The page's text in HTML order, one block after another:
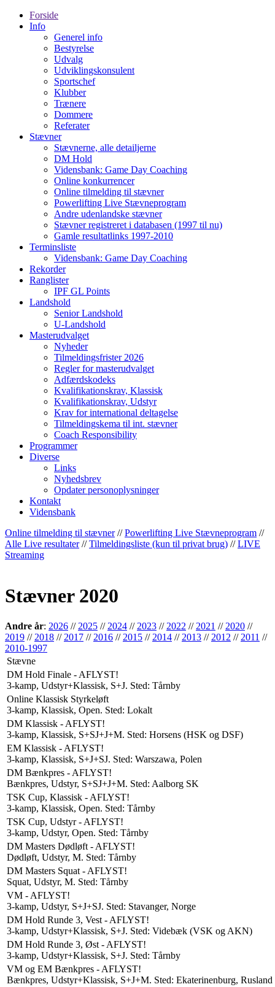
Forside
Info
Generel info
Bestyrelse
Udvalg
Udviklingskonsulent
Sportschef
Klubber
Trænere
Dommere
Referater
Stævner
Stævnerne, alle detailjerne
DM Hold
Vidensbank: Game Day Coaching
Online konkurrencer
Online tilmelding til stævner
Powerlifting Live Stævneprogram
Andre udenlandske stævner
Stævner registreret i databasen (1997 til nu)
Gamle resultatlinks 1997-2010
Terminsliste
Vidensbank: Game Day Coaching
Rekorder
Ranglister
IPF GL Points
Landshold
Senior Landshold
U-Landshold
Masterudvalget
Nyheder
Tilmeldingsfrister 2026
Regler for masterudvalget
Adfærdskodeks
Kvalifikationskrav, Klassisk
Kvalifikationskrav, Udstyr
Krav for international deltagelse
Tilmeldingskema til int. stævner
Coach Responsibility
Programmer
Diverse
Links
Nyhedsbrev
Opdater personoplysninger
Kontakt
Vidensbank
Online tilmelding til stævner//Powerlifting Live Stævneprogram //
Alle Live resultater//Tilmeldingsliste (kun til privat brug) //LIVE
Streaming
Stævner 2020
Andre år: 2026 // 2025 // 2024 // 2023 // 2022 // 2021 // 2020 //
2019 // 2018 // 2017 // 2016 // 2015 // 2014 // 2013 // 2012 // 2011 //
2010-1997
Stævne
DM Hold Finale - AFLYST!
3-kamp, Udstyr+Klassisk, S+J. Sted: Tårnby
Online Klassisk Styrkeløft
3-kamp, Klassisk, Open. Sted: Lokalt
DM Klassisk - AFLYST!
3-kamp, Klassisk, S+SJ+J+M. Sted: Horsens (HSK og DSF)
EM Klassisk - AFLYST!
3-kamp, Klassisk, S+J+SJ. Sted: Warszawa, Polen
DM Bænkpres - AFLYST!
Bænkpres, Udstyr, S+SJ+J+M. Sted: Aalborg SK
TSK Cup, Klassisk - AFLYST!
3-kamp, Klassisk, Open. Sted: Tårnby
TSK Cup, Udstyr - AFLYST!
3-kamp, Udstyr, Open. Sted: Tårnby
DM Masters Dødløft - AFLYST!
Dødløft, Udstyr, M. Sted: Tårnby
DM Masters Squat - AFLYST!
Squat, Udstyr, M. Sted: Tårnby
VM - AFLYST!
3-kamp, Udstyr, S+J+SJ. Sted: Stavanger, Norge
DM Hold Runde 3, Vest - AFLYST!
3-kamp, Udstyr+Klassisk, S+J. Sted: Videbæk (VSK og AKN)
DM Hold Runde 3, Øst - AFLYST!
3-kamp, Udstyr+Klassisk, S+J. Sted: Tårnby
VM og EM Bænkpres - AFLYST!
Bænkpres, Udstyr+Klassisk, S+J+M. Sted: Ekaterinenburg, Rusland